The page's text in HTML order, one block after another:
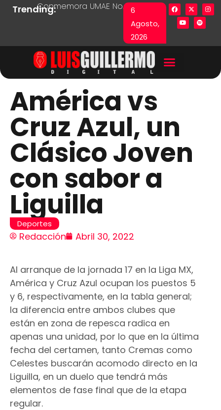
6
Agosto,
2026
Trending:Conmemora UMAE No. 71 Día de las y los
Lista en excel expone
América vs
Cruz Azul, un
Clásico Joven
con sabor a
Liguilla
Deportes
Redacción Abril 30, 2022
Al arranque de la jornada 17 en la Liga MX,
América y Cruz Azul ocupan los puestos 5
y 6, respectivamente, en la tabla general;
la diferencia entre ambos clubes que
están en zona de repesca radica en
apenas una unidad, por lo que en la última
fecha del certamen, tanto Cremas como
Celestes buscarán acomodo directo en la
Liguilla, en un duelo que tendrá más
elementos de fase final que de la etapa
regular.